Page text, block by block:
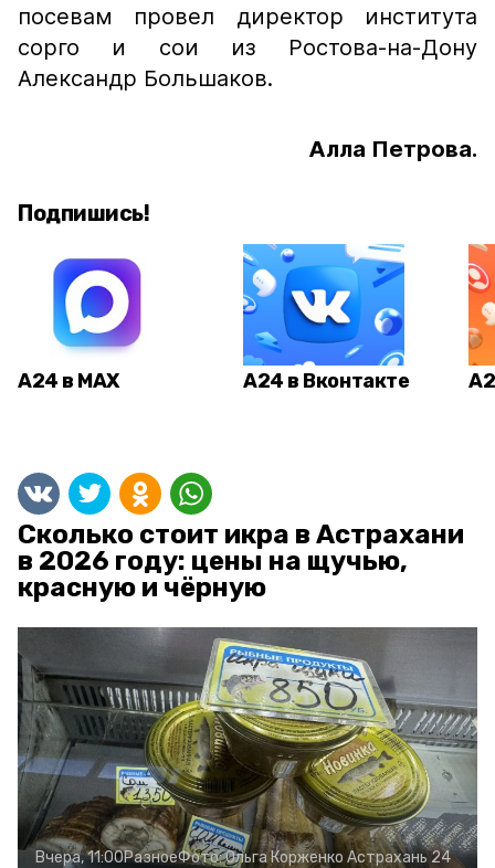
посевам провел директор института
сорго и сои из Ростова-на-Дону
Александр Большаков.
Алла Петрова.
Подпишись!
А24 в MAX А24 в Вконтакте
Сколько стоит икра в Астрахани
в 2026 году: цены на щучью,
красную и чёрную
Вчера, 11:00РазноеФото:Ольга Корженко Астрахань 24